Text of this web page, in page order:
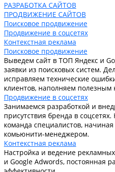
РАЗРАБОТКА САЙТОВ
ПРОДВИЖЕНИЕ САЙТОВ
Поисковое продвижение
Продвижение в соцсетях
Контекстная реклама
Поисковое продвижение
Выведем сайт в ТОП Яндекс и
заявки из поисковых систем.
исправляем технические
клиентов, наполняем полезным
Продвижение в соцсетях
Занимаемся разработкой и
присутствия бренда в
команда специалистов,
комьюнити-менеджером.
Контекстная реклама
Настройка и ведение
и Google Adwords, постоянная